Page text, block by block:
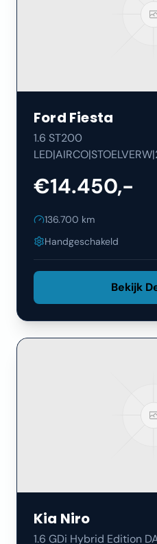
Ford Fiesta
1.6 ST200
€14.450,-
136.700 km
Handgeschakeld
Bekijk
Kia Niro
1.6 GDi Hybrid Edition